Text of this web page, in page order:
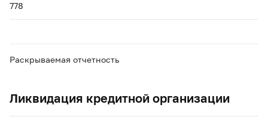
778
Раскрываемая отчетность
Ликвидация кредитной организации